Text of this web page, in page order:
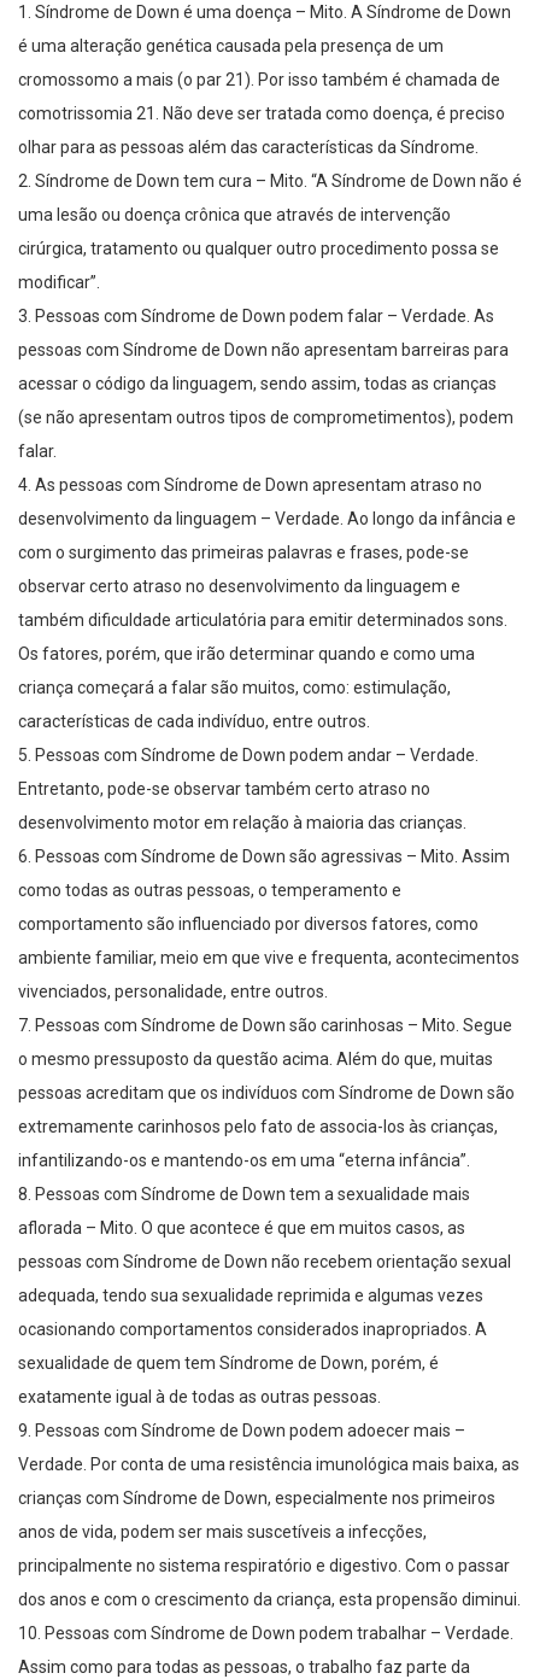
1. Síndrome de Down é uma doença – Mito. A Síndrome de Down
é uma alteração genética causada pela presença de um
cromossomo a mais (o par 21). Por isso também é chamada de
comotrissomia 21. Não deve ser tratada como doença, é preciso
olhar para as pessoas além das características da Síndrome.
2. Síndrome de Down tem cura – Mito. “A Síndrome de Down não é
uma lesão ou doença crônica que através de intervenção
cirúrgica, tratamento ou qualquer outro procedimento possa se
modificar”.
3. Pessoas com Síndrome de Down podem falar – Verdade. As
pessoas com Síndrome de Down não apresentam barreiras para
acessar o código da linguagem, sendo assim, todas as crianças
(se não apresentam outros tipos de comprometimentos), podem
falar.
4. As pessoas com Síndrome de Down apresentam atraso no
desenvolvimento da linguagem – Verdade. Ao longo da infância e
com o surgimento das primeiras palavras e frases, pode-se
observar certo atraso no desenvolvimento da linguagem e
também dificuldade articulatória para emitir determinados sons.
Os fatores, porém, que irão determinar quando e como uma
criança começará a falar são muitos, como: estimulação,
características de cada indivíduo, entre outros.
5. Pessoas com Síndrome de Down podem andar – Verdade.
Entretanto, pode-se observar também certo atraso no
desenvolvimento motor em relação à maioria das crianças.
6. Pessoas com Síndrome de Down são agressivas – Mito. Assim
como todas as outras pessoas, o temperamento e
comportamento são influenciado por diversos fatores, como
ambiente familiar, meio em que vive e frequenta, acontecimentos
vivenciados, personalidade, entre outros.
7. Pessoas com Síndrome de Down são carinhosas – Mito. Segue
o mesmo pressuposto da questão acima. Além do que, muitas
pessoas acreditam que os indivíduos com Síndrome de Down são
extremamente carinhosos pelo fato de associa-los às crianças,
infantilizando-os e mantendo-os em uma “eterna infância”.
8. Pessoas com Síndrome de Down tem a sexualidade mais
aflorada – Mito. O que acontece é que em muitos casos, as
pessoas com Síndrome de Down não recebem orientação sexual
adequada, tendo sua sexualidade reprimida e algumas vezes
ocasionando comportamentos considerados inapropriados. A
sexualidade de quem tem Síndrome de Down, porém, é
exatamente igual à de todas as outras pessoas.
9. Pessoas com Síndrome de Down podem adoecer mais –
Verdade. Por conta de uma resistência imunológica mais baixa, as
crianças com Síndrome de Down, especialmente nos primeiros
anos de vida, podem ser mais suscetíveis a infecções,
principalmente no sistema respiratório e digestivo. Com o passar
dos anos e com o crescimento da criança, esta propensão diminui.
10. Pessoas com Síndrome de Down podem trabalhar – Verdade.
Assim como para todas as pessoas, o trabalho faz parte da